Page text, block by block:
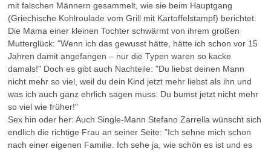
mit falschen Männern gesammelt, wie sie beim Hauptgang
(Griechische Kohlroulade vom Grill mit Kartoffelstampf) berichtet.
Die Mama einer kleinen Tochter schwärmt von ihrem großen
Mutterglück: "Wenn ich das gewusst hätte, hätte ich schon vor 15
Jahren damit angefangen – nur die Typen waren so kacke
damals!" Doch es gibt auch Nachteile: "Du liebst deinen Mann
nicht mehr so viel, weil du dein Kind jetzt mehr liebst als ihn und
was ich auch ganz ehrlich sagen muss: Du bumst jetzt nicht mehr
so viel wie früher!"
Sex hin oder her: Auch Single-Mann Stefano Zarrella wünscht sich
endlich die richtige Frau an seiner Seite: "Ich sehne mich schon
nach einer eigenen Familie. Ich sehe ja, wie schön es ist und es